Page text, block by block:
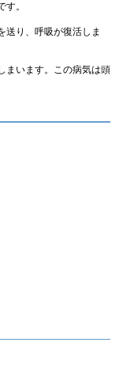
。
送り、呼吸が復活しま
まいます。この病気は頭